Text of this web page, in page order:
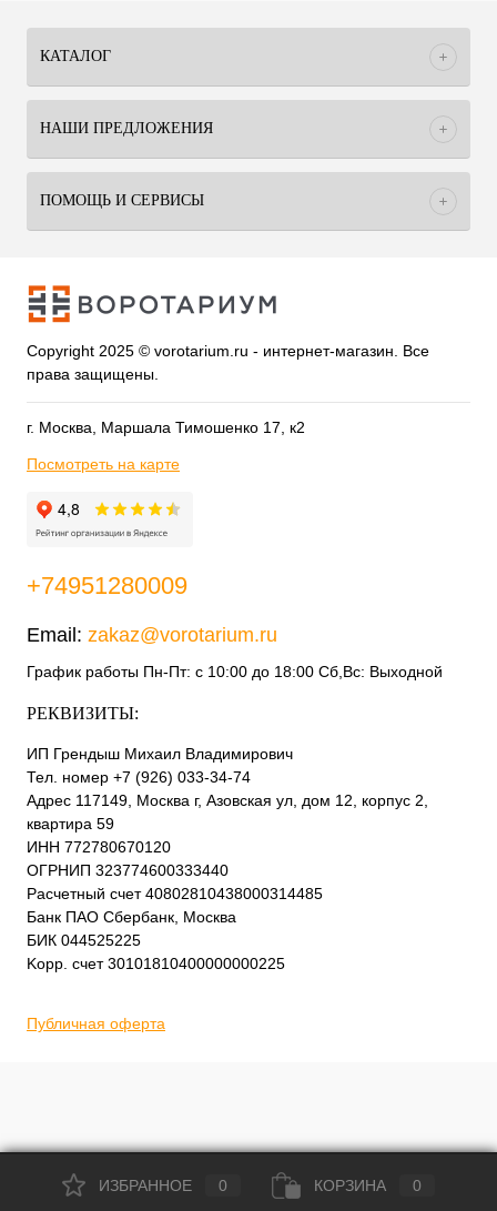
КАТАЛОГ
НАШИ ПРЕДЛОЖЕНИЯ
ПОМОЩЬ И СЕРВИСЫ
Copyright 2025 © vorotarium.ru - интернет-магазин. Все
права защищены.
г. Москва, Маршала Тимошенко 17, к2
Посмотреть на карте
+74951280009
Email: zakaz@vorotarium.ru
График работы Пн-Пт: с 10:00 до 18:00 Сб,Вс: Выходной
РЕКВИЗИТЫ:
ИП Грендыш Михаил Владимирович
Тел. номер +7 (926) 033-34-74
Адрес 117149, Москва г, Азовская ул, дом 12, корпус 2,
квартира 59
ИНН 772780670120
ОГРНИП 323774600333440
Расчетный счет 40802810438000314485
Банк ПАО Сбербанк, Москва
БИК 044525225
Kорр. счет 30101810400000000225
Публичная оферта
ИЗБРАННОЕ 0 КОРЗИНА 0